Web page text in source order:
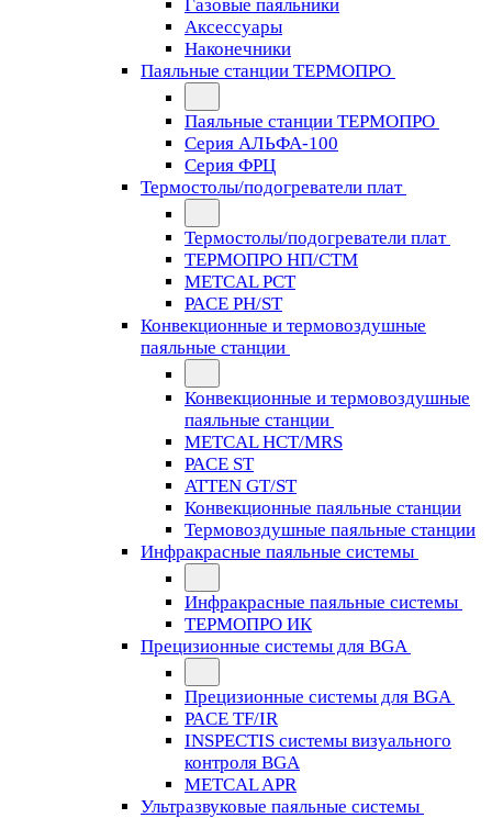
Газовые паяльники
Аксессуары
Наконечники
Паяльные станции ТЕРМОПРО
Паяльные станции ТЕРМОПРО
Серия АЛЬФА-100
Серия ФРЦ
Термостолы/подогреватели плат
Термостолы/подогреватели плат
ТЕРМОПРО НП/СТМ
METCAL PCT
PACE PH/ST
Конвекционные и термовоздушные
паяльные станции
Конвекционные и термовоздушные
паяльные станции
METCAL HCT/MRS
PACE ST
ATTEN GT/ST
Конвекционные паяльные станции
Термовоздушные паяльные станции
Инфракрасные паяльные системы
Инфракрасные паяльные системы
ТЕРМОПРО ИК
Прецизионные системы для BGA
Прецизионные системы для BGA
PACE TF/IR
INSPECTIS системы визуального
контроля BGA
METCAL APR
Ультразвуковые паяльные системы